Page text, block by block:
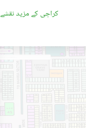
کراچی کے مزید نقشے